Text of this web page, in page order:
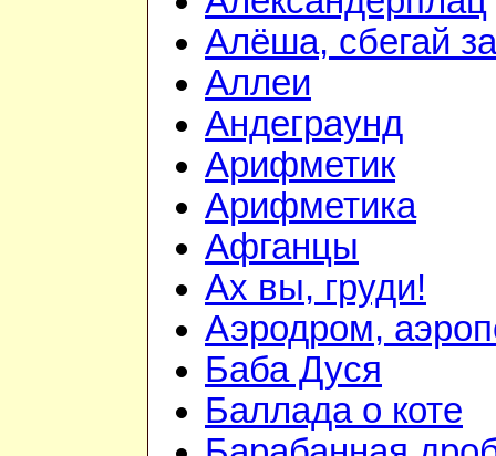
Алёша, сбегай
Аллеи
Андеграунд
Арифметик
Арифметика
Афганцы
Ах вы, груди!
Аэродром,
Баба Дуся
Баллада о коте